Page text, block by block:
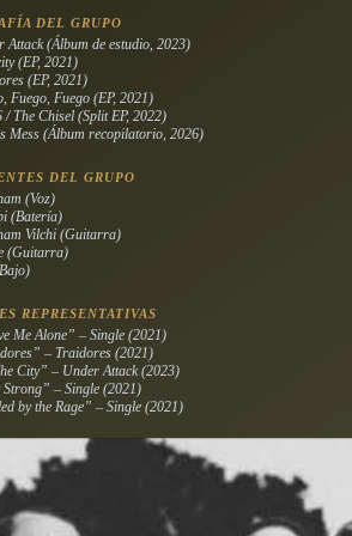
DEL GRUPO
Attack(Álbum de estudio, 2023)
(EP, 2021)
(EP, 2021)
Fuego, Fuego (EP, 2021)
/ The Chisel (Split EP, 2022)
Mess (Álbum recopilatorio, 2026)
DEL GRUPO
(Voz)
(Batería)
Vilchi (Guitarra)
(Guitarra)
REPRESENTATIVAS
Me Alone” – Single (2021)
–Traidores (2021)
City” – Under Attack(2023)
Strong” – Single (2021)
by the Rage” – Single (2021)